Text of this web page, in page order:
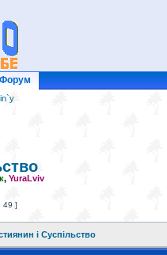
Форум
, YuraLviv
49 ]
і Суспільство